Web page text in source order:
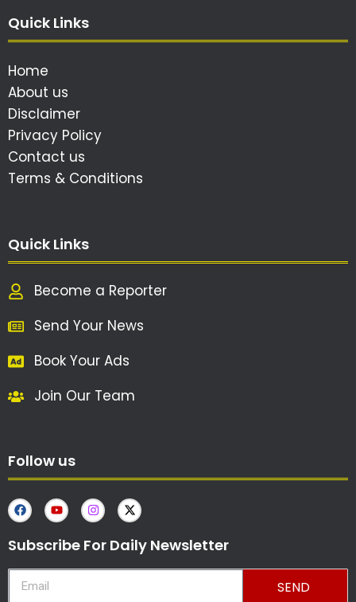
Quick Links
Home
About us
Disclaimer
Privacy Policy
Contact us
Terms & Conditions
Quick Links
Become a Reporter
Send Your News
Book Your Ads
Join Our Team
Follow us
Subscribe For Daily Newsletter
SEND